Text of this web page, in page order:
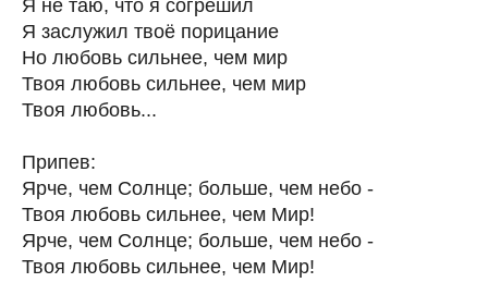
Я не таю, что я согрешил
Я заслужил твоё порицание
Но любовь сильнее, чем мир
Твоя любовь сильнее, чем мир
Твоя любовь...
Припев:
Ярче, чем Солнце; больше, чем небо -
Твоя любовь сильнее, чем Мир!
Ярче, чем Солнце; больше, чем небо -
Твоя любовь сильнее, чем Мир!